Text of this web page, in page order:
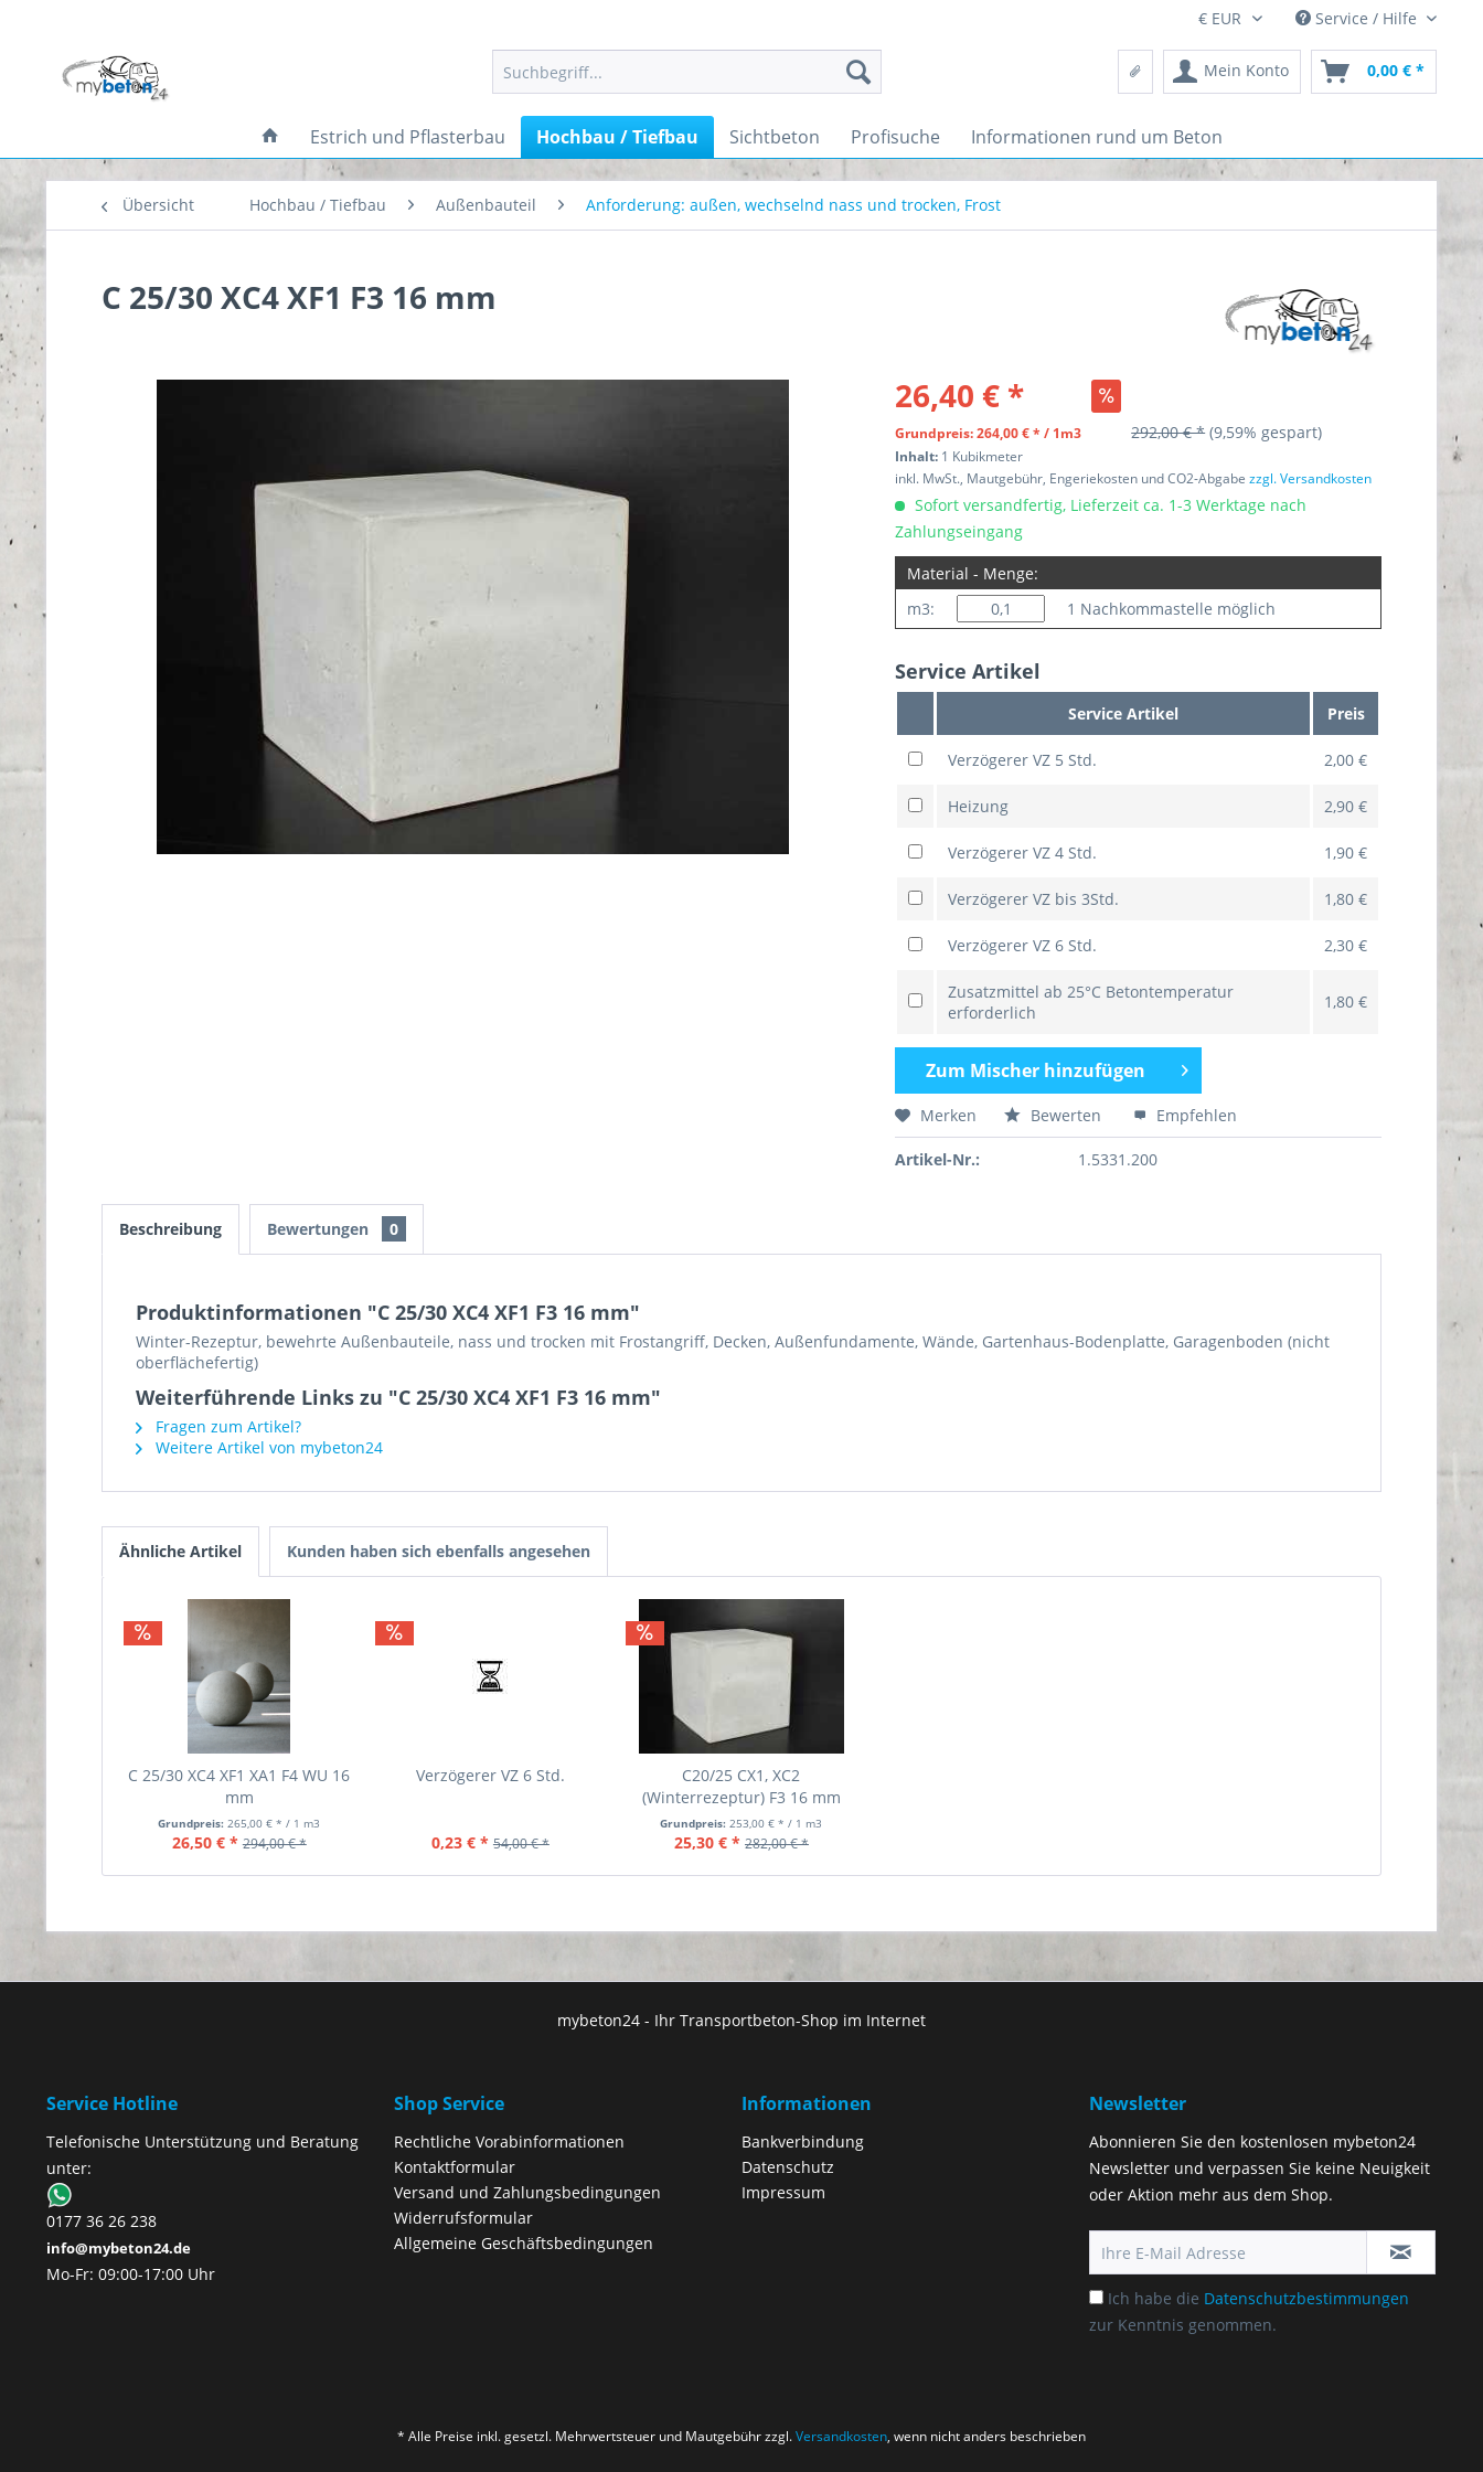
Service / Hilfe
Mein Konto 0,00 € *
Estrich und Pflasterbau Hochbau / Tiefbau Sichtbeton Profisuche Informationen rund um Beton
Übersicht Hochbau / Tiefbau Außenbauteil Anforderung: außen, wechselnd nass und trocken, Frost
C 25/30 XC4 XF1 F3 16 mm
26,40 € *
Grundpreis: 264,00 € * / 1m3 292,00 € * (9,59% gespart)
Inhalt: 1 Kubikmeter
inkl. MwSt., Mautgebühr, Engeriekosten und CO2-Abgabezzgl. Versandkosten
Sofort versandfertig, Lieferzeit ca. 1-3 Werktage nach
Zahlungseingang
Material - Menge:
m3:
1 Nachkommastelle möglich
Service Artikel
Service Artikel Preis
Verzögerer VZ 5 Std. 2,00 €
Heizung 2,90 €
Verzögerer VZ 4 Std. 1,90 €
Verzögerer VZ bis 3Std. 1,80 €
Verzögerer VZ 6 Std. 2,30 €
Zusatzmittel ab 25°C Betontemperatur
erforderlich
1,80 €
Zum Mischer hinzufügen
Merken Bewerten Empfehlen
Artikel-Nr.: 1.5331.200
Beschreibung Bewertungen 0
Produktinformationen "C 25/30 XC4 XF1 F3 16 mm"
Winter-Rezeptur, bewehrte Außenbauteile, nass und trocken mit Frostangriff, Decken, Außenfundamente, Wände, Gartenhaus-Bodenplatte, Garagenboden (nicht
oberflächefertig)
Weiterführende Links zu "C 25/30 XC4 XF1 F3 16 mm"
Fragen zum Artikel?
Weitere Artikel von mybeton24
Ähnliche Artikel Kunden haben sich ebenfalls angesehen
C 25/30 XC4 XF1 XA1 F4 WU 16
mm
Grundpreis:265,00 € * / 1 m3
26,50 € * 294,00 € *
Verzögerer VZ 6 Std.
0,23 € * 54,00 € *
C20/25 CX1, XC2
(Winterrezeptur) F3 16 mm
Grundpreis:253,00 € * / 1 m3
25,30 € * 282,00 € *
mybeton24 - Ihr Transportbeton-Shop im Internet
Service Hotline
Telefonische Unterstützung und Beratung
unter:
0177 36 26 238
info@mybeton24.de
Mo-Fr: 09:00-17:00 Uhr
Shop Service
Rechtliche Vorabinformationen
Kontaktformular
Versand und Zahlungsbedingungen
Widerrufsformular
Allgemeine Geschäftsbedingungen
Informationen
Bankverbindung
Datenschutz
Impressum
Newsletter
Abonnieren Sie den kostenlosen mybeton24
Newsletter und verpassen Sie keine Neuigkeit
oder Aktion mehr aus dem Shop.
Ich habe die Datenschutzbestimmungen
zur Kenntnis genommen.
* Alle Preise inkl. gesetzl. Mehrwertsteuer und Mautgebühr zzgl.Versandkosten, wenn nicht anders beschrieben